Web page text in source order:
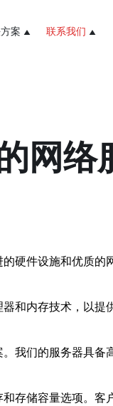
案 联系我们
网络
硬件设施和优质的
和内存技术，以提
我们的服务器具备
存储容量选项。客